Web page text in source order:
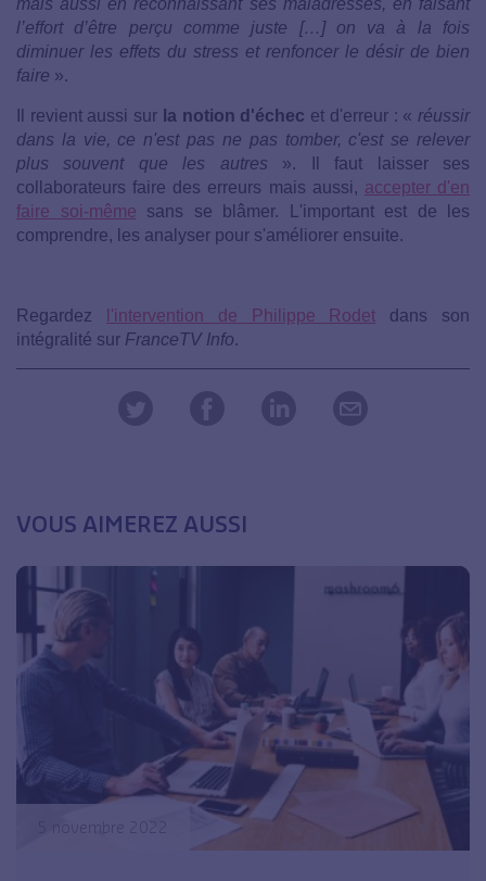
l’effort d’être perçu comme juste […] on va à la fois
diminuer les effets du stress et renfoncer le désir de bien
faire ».
Il revient aussi sur la notion d'échec et d'erreur : « réussir
dans la vie, ce n'est pas ne pas tomber, c'est se relever
plus souvent que les autres ». Il faut laisser ses
collaborateurs faire des erreurs mais aussi, accepter d'en
faire soi-même sans se blâmer. L'important est de les
comprendre, les analyser pour s'améliorer ensuite.
Regardez l'intervention de Philippe Rodet dans son
intégralité sur FranceTV Info.
VOUS AIMEREZ AUSSI
5 novembre 2022